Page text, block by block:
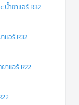
น้ำยาแอร์ R32
แอร์ R32
าแอร์ R22